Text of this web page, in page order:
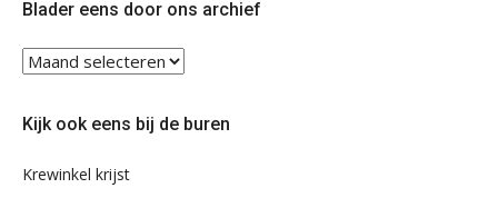
Blader eens door ons archief
Blader
eens
ons
Kijk ook eens bij de buren
Krewinkel krijst